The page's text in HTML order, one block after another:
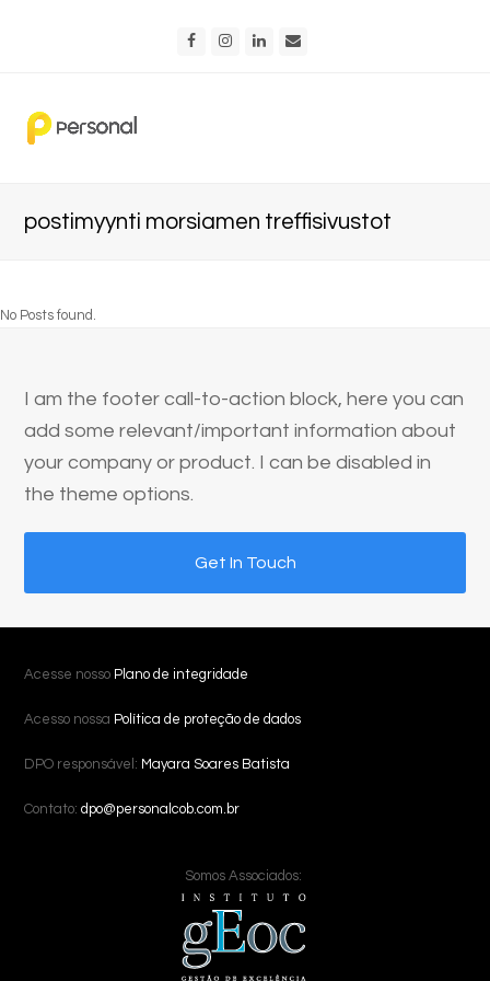
FacebookInstagram
LinkedIn
postimyynti morsiamen treffisivustot
No Posts found.
I am the footer call-to-action block, here you can
add some relevant/important information about
your company or product. I can be disabled in
the theme options.
Get In Touch
Acesse nosso Plano de integridade
Acesso nossa Política de proteção de dados
DPO responsável: Mayara Soares Batista
Contato:dpo@personalcob.com.br
Somos Associados: